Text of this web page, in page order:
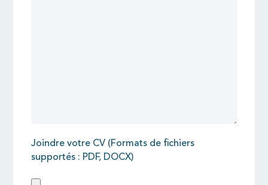
Joindre votre CV (Formats de fichiers
supportés : PDF, DOCX)